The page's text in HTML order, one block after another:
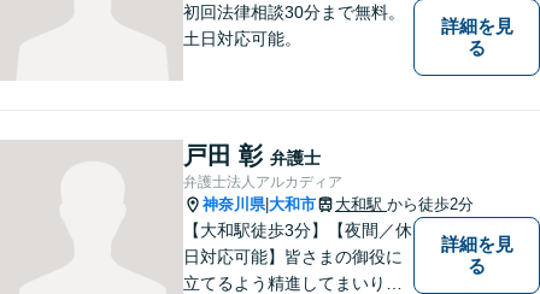
初回法律相談30分まで無料。
土日対応可能。
詳細を見
る
戸田 彰 弁護士
弁護士法人アルカディア
神奈川県|大和市 大和駅 から徒歩2分
【大和駅徒歩3分】【夜間／休
日対応可能】皆さまの御役に
立てるよう精進してまいりま
詳細を見
る